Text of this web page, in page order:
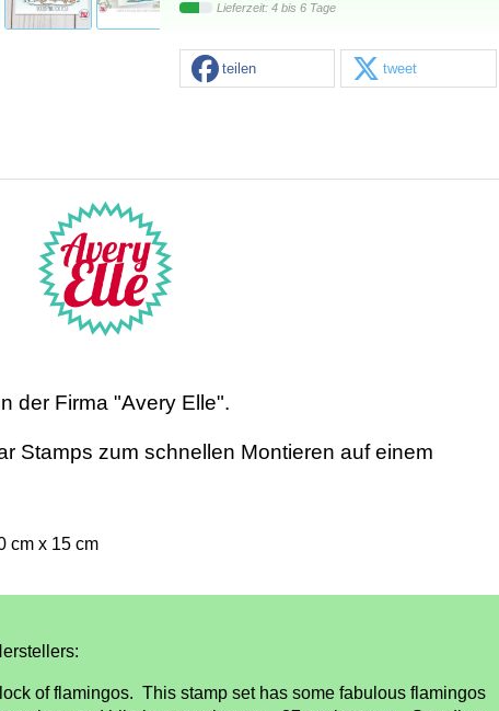
Lieferzeit: 4 bis 6 Tage
teilen tweet
der Firma "Avery Elle".
Stamps zum schnellen Montieren auf einem
cm x 15 cm
of flamingos. This stamp set has some fabulous flamingos